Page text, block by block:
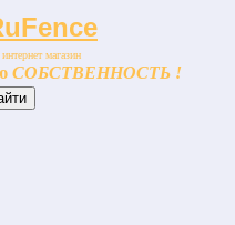
интернет магазин
СОБСТВЕННОСТЬ !